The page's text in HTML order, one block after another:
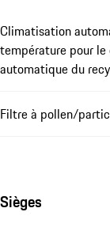
Climatisation
température pour
automatique du
Filtre à pollen/
Sièges